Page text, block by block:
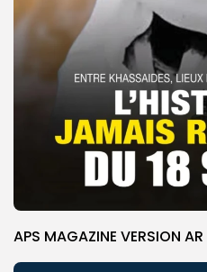
APS MAGAZINE VERSION AR